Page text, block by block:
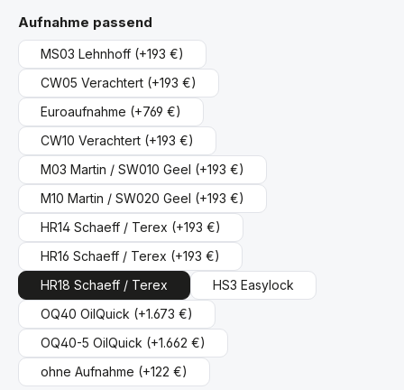
Aufnahme passend
MS03 Lehnhoff (+193 €)
CW05 Verachtert (+193 €)
Euroaufnahme (+769 €)
CW10 Verachtert (+193 €)
M03 Martin / SW010 Geel (+193 €)
M10 Martin / SW020 Geel (+193 €)
HR14 Schaeff / Terex (+193 €)
HR16 Schaeff / Terex (+193 €)
HR18 Schaeff / Terex
HS3 Easylock
OQ40 OilQuick (+1.673 €)
OQ40-5 OilQuick (+1.662 €)
ohne Aufnahme (+122 €)